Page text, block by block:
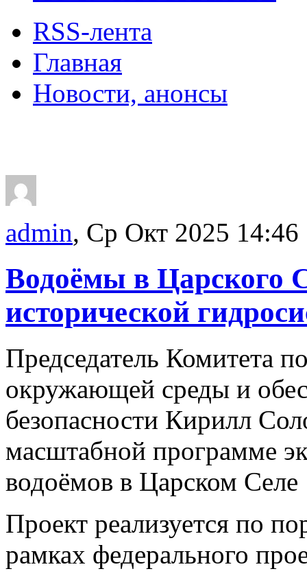
RSS-лента
Главная
Новости, анонсы
admin, Ср Окт 2025 14:46
Водоёмы в Царского
исторической
Председатель Комитета
окружающей среды и
безопасности Кирилл
масштабной программе
водоёмов в Царском Селе
Проект реализуется по
рамках федерального